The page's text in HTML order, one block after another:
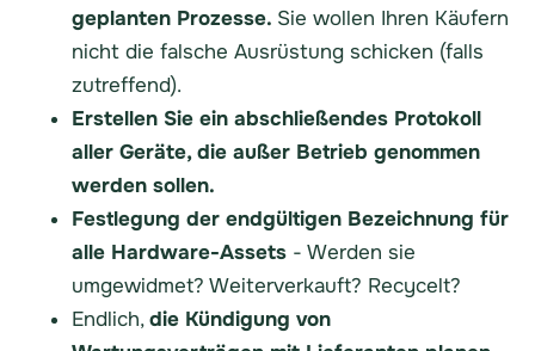
geplanten Prozesse. Sie wollen Ihren Käufern
nicht die falsche Ausrüstung schicken (falls
zutreffend).
Erstellen Sie ein abschließendes Protokoll
aller Geräte, die außer Betrieb genommen
werden sollen.
Festlegung der endgültigen Bezeichnung für
alle Hardware-Assets - Werden sie
umgewidmet? Weiterverkauft? Recycelt?
Endlich,die Kündigung von